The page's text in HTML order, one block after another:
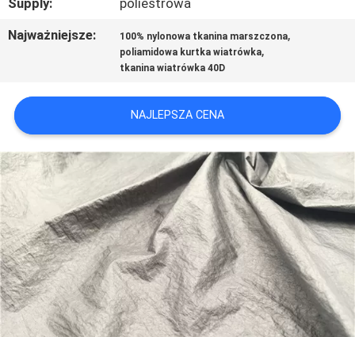
COMPANY
SITEMAP
PRIVACY
POLICY
Supply:
poliestrowa
Najważniejsze:
100% nylonowa tkanina marszczona,
poliamidowa kurtka wiatrówka,
tkanina wiatrówka 40D
NAJLEPSZA CENA